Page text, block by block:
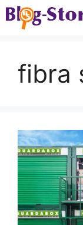
Saltar
al
fibra